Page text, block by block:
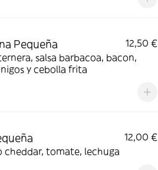
Pequeña
12,50 €
salsa barbacoa, bacon,
y cebolla frita
12,00 €
cheddar, tomate, lechuga